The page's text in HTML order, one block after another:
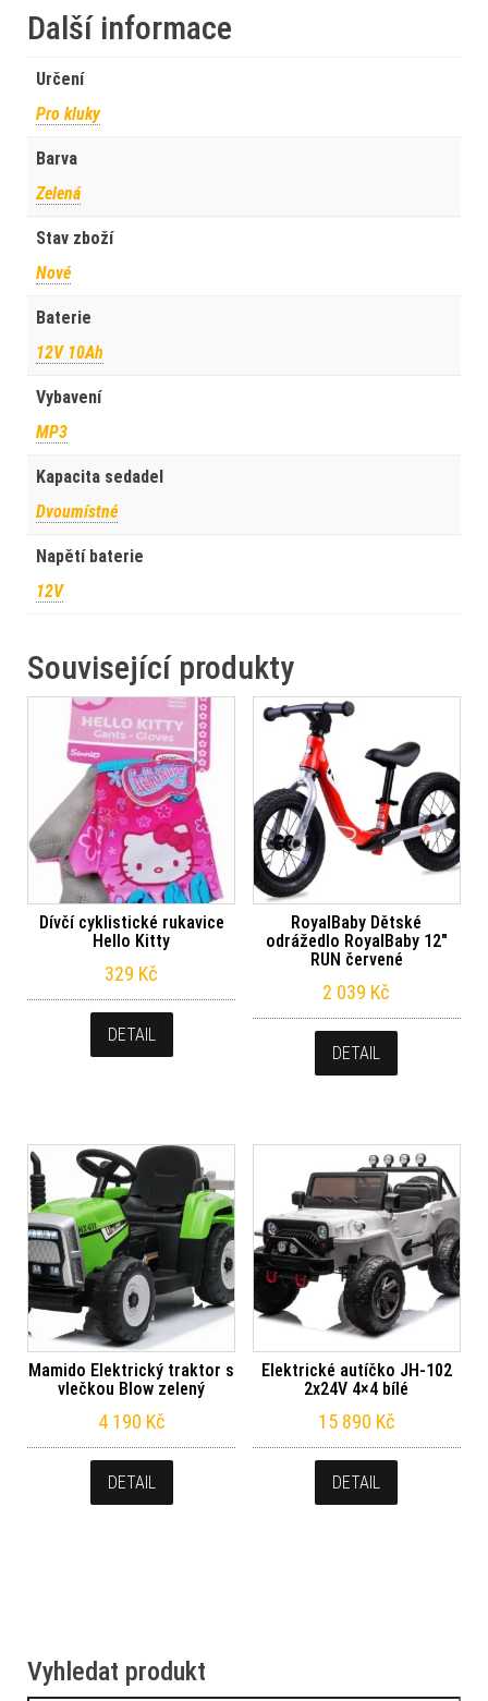
Další informace
Určení
Pro kluky
Barva
Zelená
Stav zboží
Nové
Baterie
12V 10Ah
Vybavení
MP3
Kapacita sedadel
Dvoumístné
Napětí baterie
12V
Související produkty
Dívčí cyklistické rukavice
Hello Kitty
329 Kč
DETAIL
RoyalBaby Dětské
odrážedlo RoyalBaby 12″
RUN červené
2 039 Kč
DETAIL
Mamido Elektrický traktor s
vlečkou Blow zelený
4 190 Kč
DETAIL
Elektrické autíčko JH-102
2x24V 4×4 bílé
15 890 Kč
DETAIL
Vyhledat produkt